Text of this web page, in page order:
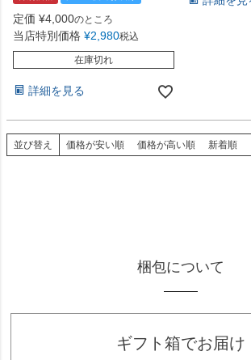
定価 ¥4,000のところ
当店特別価格 ¥2,980税込
在庫切れ
詳細を見る
並び替え 価格が安い順 価格が高い順 新着順
梱包について
ギフト箱でお届け